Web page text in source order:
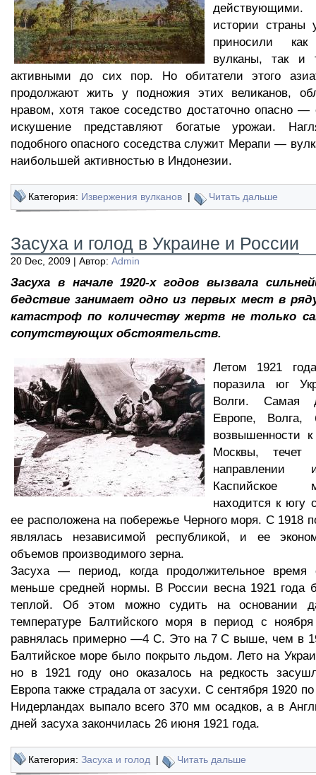
истории страны
приносили
вулканы, так и
активными до сих пор. Но обитатели этого
продолжают жить у подножия этих великанов,
нравом, хотя такое соседство достаточно опасно
искушение представляют богатые урожаи.
подобного опасного соседства служит Мерапи —
наибольшей активностью в Индонезии.
Категория: Извержения вулканов | Читать дальше
Засуха и голод в Украине и России
20 Dec, 2009 | Автор: Admin
Засуха в начале 1920-х годов вызвала
бедствие занимает одно из первых мест в
катастроф по количеству жертв не только
сопутствующих обстоятельств.
Летом 1921
поразила юг
Волги. Самая
Европе, Волга,
возвышенности
Москвы, течет
Каспийское
находится к югу
ее расположена на побережье Черного моря. С 1918
являлась независимой республикой, и ее
объемов производимого зерна.
Засуха — период, когда продолжительное время
меньше средней нормы. В России весна 1921 года
теплой. Об этом можно судить на основании
температуре Балтийского моря в период с
равнялась примерно —4 С. Это на 7 С выше, чем в
Балтийское море было покрыто льдом. Лето на
но в 1921 году оно оказалось на редкость
Европа также страдала от засухи. С сентября 1920 по
Нидерландах выпало всего 370 мм осадков, а в
дней засуха закончилась 26 июня 1921 года.
Категория: Засуха и голод | Читать дальше